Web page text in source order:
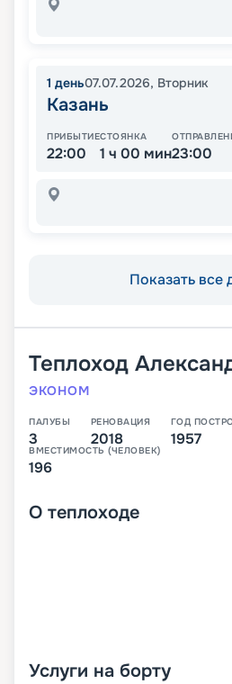
1 день07.07.2026, Вторник
Казань
ПРИБЫТИЕ
22:00
СТОЯНКА
1 ч 00 мин23:00
Показать все
Теплоход
ЭКОНОМ
ПАЛУБЫ
3
РЕНОВАЦИЯ
2018
ГОД
1957
ВМЕСТИМОСТЬ (ЧЕЛОВЕК)
196
О теплоходе
Услуги на борту